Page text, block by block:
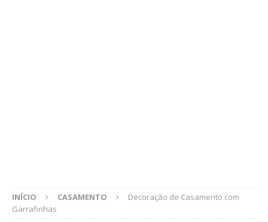
INÍCIO CASAMENTO
Decoração de Casamento com
Garrafinhas